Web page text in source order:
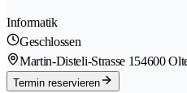
Informatik
Geschlossen
Martin-Disteli-Strasse 154600
Termin reservieren